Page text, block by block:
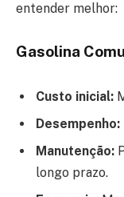
entender melhor:
Gasolina
Custo inicial:
Desempenho:
Manutenção:
longo prazo.